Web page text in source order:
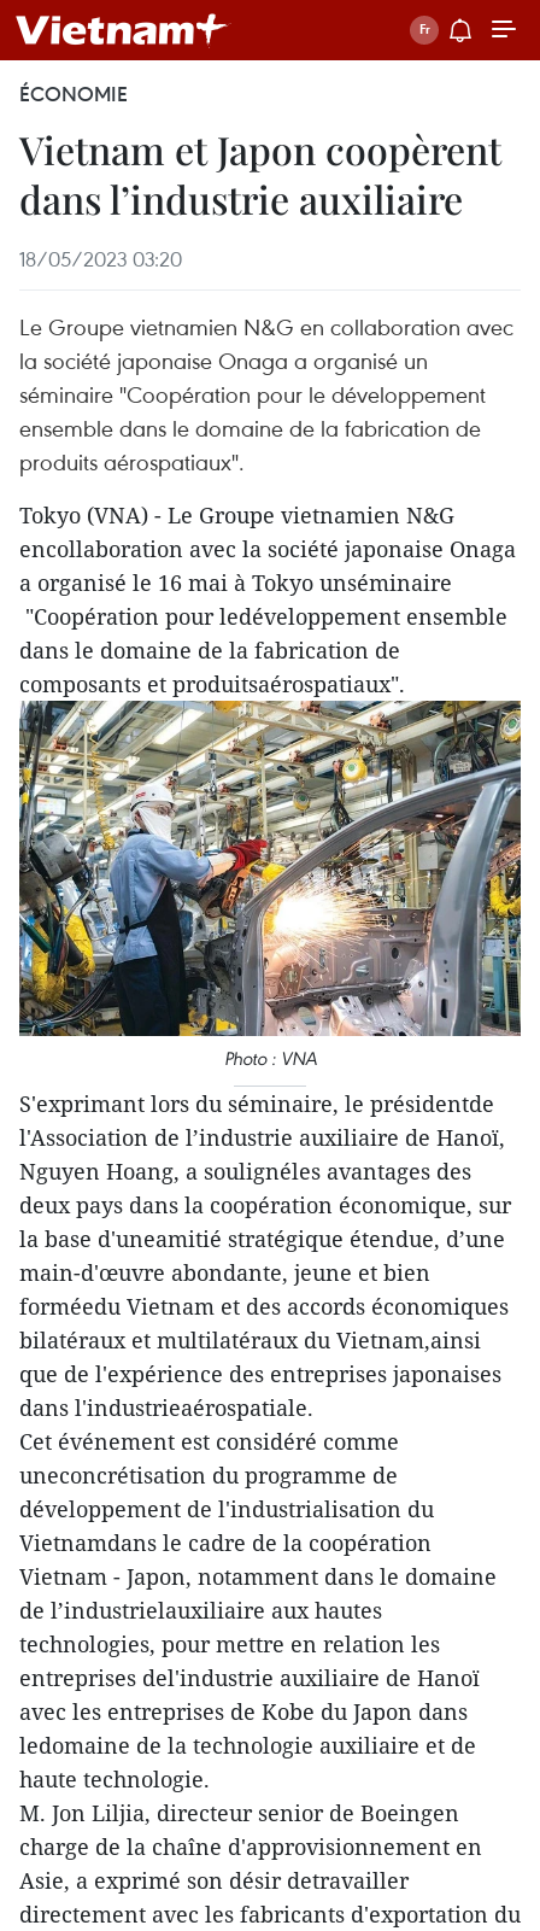
ÉCONOMIE
Vietnam et Japon coopèrent
dans l’industrie auxiliaire
18/05/2023 03:20
Le Groupe vietnamien N&G en collaboration avec
la société japonaise Onaga a organisé un
séminaire "Coopération pour le développement
ensemble dans le domaine de la fabrication de
produits aérospatiaux".
Tokyo (VNA) - Le Groupe vietnamien N&G
encollaboration avec la société japonaise Onaga
a organisé le 16 mai à Tokyo unséminaire
"Coopération pour ledéveloppement ensemble
dans le domaine de la fabrication de
composants et produitsaérospatiaux".
Photo : VNA
S'exprimant lors du séminaire, le présidentde
l'Association de l’industrie auxiliaire de Hanoï,
Nguyen Hoang, a soulignéles avantages des
deux pays dans la coopération économique, sur
la base d'uneamitié stratégique étendue, d’une
main-d'œuvre abondante, jeune et bien
forméedu Vietnam et des accords économiques
bilatéraux et multilatéraux du Vietnam,ainsi
que de l'expérience des entreprises japonaises
dans l'industrieaérospatiale.
Cet événement est considéré comme
uneconcrétisation du programme de
développement de l'industrialisation du
Vietnamdans le cadre de la coopération
Vietnam - Japon, notamment dans le domaine
de l’industrielauxiliaire aux hautes
technologies, pour mettre en relation les
entreprises del'industrie auxiliaire de Hanoï
avec les entreprises de Kobe du Japon dans
ledomaine de la technologie auxiliaire et de
haute technologie.
M. Jon Liljia, directeur senior de Boeingen
charge de la chaîne d'approvisionnement en
Asie, a exprimé son désir detravailler
directement avec les fabricants d'exportation du